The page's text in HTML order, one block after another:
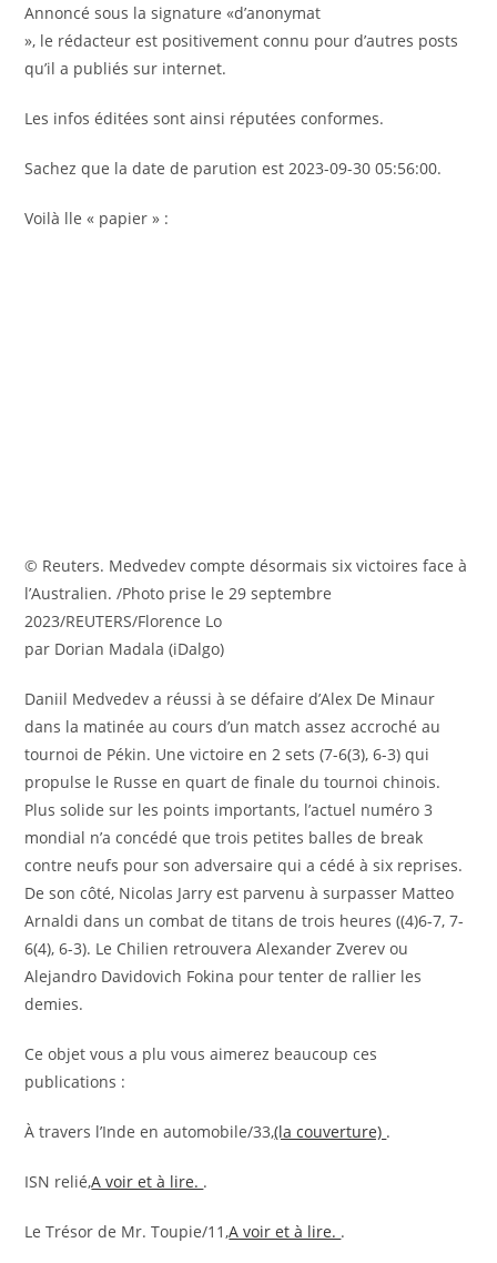
Annoncé sous la signature «d’anonymat
», le rédacteur est positivement connu pour d’autres posts
qu’il a publiés sur internet.
Les infos éditées sont ainsi réputées conformes.
Sachez que la date de parution est 2023-09-30 05:56:00.
Voilà lle « papier » :
© Reuters. Medvedev compte désormais six victoires face à
l’Australien. /Photo prise le 29 septembre
2023/REUTERS/Florence Lo
par Dorian Madala (iDalgo)
Daniil Medvedev a réussi à se défaire d’Alex De Minaur
dans la matinée au cours d’un match assez accroché au
tournoi de Pékin. Une victoire en 2 sets (7-6(3), 6-3) qui
propulse le Russe en quart de finale du tournoi chinois.
Plus solide sur les points importants, l’actuel numéro 3
mondial n’a concédé que trois petites balles de break
contre neufs pour son adversaire qui a cédé à six reprises.
De son côté, Nicolas Jarry est parvenu à surpasser Matteo
Arnaldi dans un combat de titans de trois heures ((4)6-7, 7-
6(4), 6-3). Le Chilien retrouvera Alexander Zverev ou
Alejandro Davidovich Fokina pour tenter de rallier les
demies.
Ce objet vous a plu vous aimerez beaucoup ces
publications :
À travers l’Inde en automobile/33,(la couverture) .
ISN relié,A voir et à lire. .
Le Trésor de Mr. Toupie/11,A voir et à lire. .